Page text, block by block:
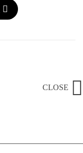
CLOSE